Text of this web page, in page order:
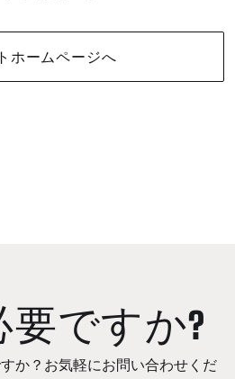
ホームページへ
ですか?
か？お気軽にお問い合わせくだ